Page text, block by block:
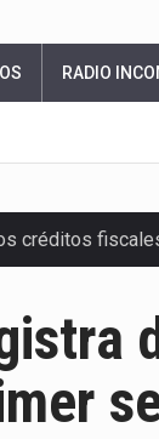
RADIO
créditos
inversión fija
gobierno de